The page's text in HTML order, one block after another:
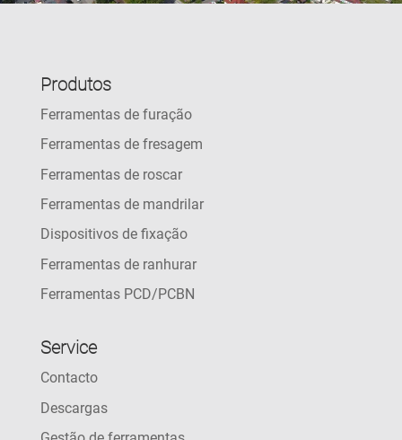
Produtos
Ferramentas de furação
Ferramentas de fresagem
Ferramentas de roscar
Ferramentas de mandrilar
Dispositivos de fixação
Ferramentas de ranhurar
Ferramentas PCD/PCBN
Service
Contacto
Descargas